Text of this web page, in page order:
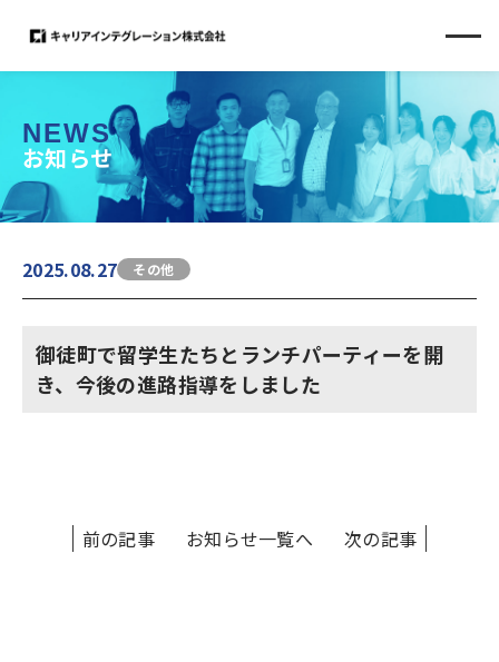
NEWS
お知らせ
2025.08.27 その他
御徒町で留学生たちとランチパーティーを開
き、今後の進路指導をしました
前の記事 お知らせ一覧へ 次の記事